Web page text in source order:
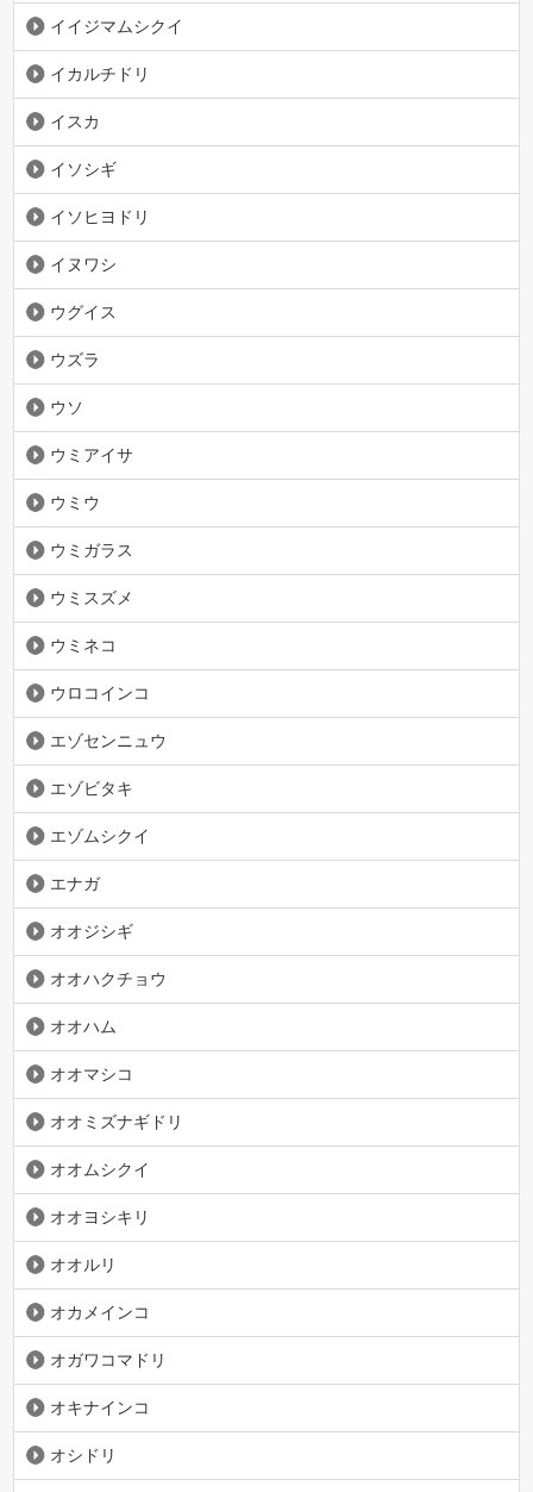
イイジマムシクイ
イカルチドリ
イスカ
イソシギ
イソヒヨドリ
イヌワシ
ウグイス
ウズラ
ウソ
ウミアイサ
ウミウ
ウミガラス
ウミスズメ
ウミネコ
ウロコインコ
エゾセンニュウ
エゾビタキ
エゾムシクイ
エナガ
オオジシギ
オオハクチョウ
オオハム
オオマシコ
オオミズナギドリ
オオムシクイ
オオヨシキリ
オオルリ
オカメインコ
オガワコマドリ
オキナインコ
オシドリ